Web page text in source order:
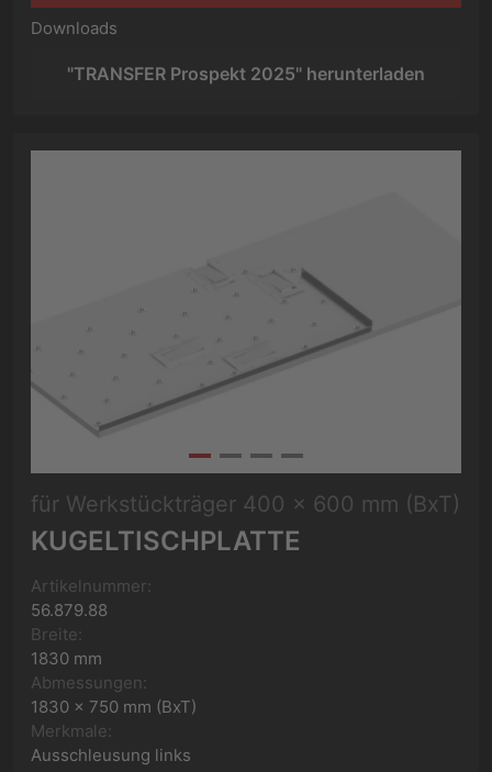
Downloads
"TRANSFER Prospekt 2025" herunterladen
für Werkstückträger 400 x 600 mm (BxT)
KUGELTISCHPLATTE
Artikelnummer:
56.879.88
Breite:
1830 mm
Abmessungen:
1830 x 750 mm (BxT)
Merkmale:
Ausschleusung links